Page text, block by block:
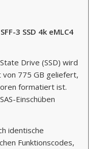
3 SSD 4k eMLC4
Drive (SSD) wird
775 GB geliefert,
formatiert ist.
Einschüben
identische
Funktionscodes,